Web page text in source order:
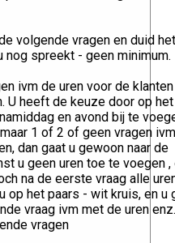
volgende vragen en duid
nog spreekt - geen minimum.
ivm de uren voor de
U heeft de keuze door op
en avond bij te
1 of 2 of geen vragen
dan gaat u gewoon naar de
u geen uren toe te voegen ,
na de eerste vraag alle
op het paars - wit kruis, en u
vraag ivm met de uren
vragen